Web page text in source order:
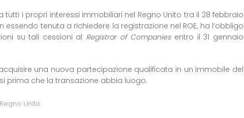
i propri interessi immobiliari nel Regno Unito tra il 28 febbraio
essendo tenuta a richiedere la registrazione nel ROE, ha l’obbligo
su tali cessioni al Registrar of Companiesentro il 31 gennaio
una nuova partecipazione qualificata in un immobile del
prima che la transazione abbia luogo.
Regno Unito